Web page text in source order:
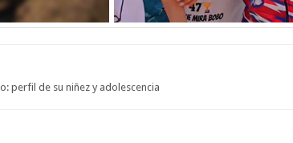
perfil de su niñez y adolescencia